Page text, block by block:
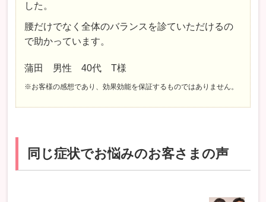
した。
腰だけでなく全体のバランスを診ていただけるの
で助かっています。
蒲田 男性 40代 T様
※お客様の感想であり、効果効能を保証するものではありません。
同じ症状でお悩みのお客さまの声